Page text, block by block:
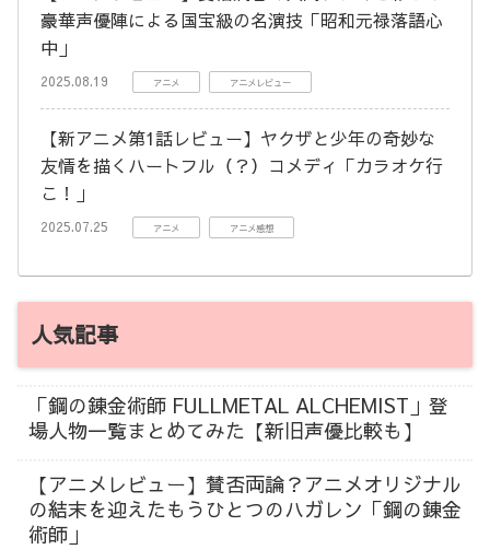
豪華声優陣による国宝級の名演技「昭和元禄落語心
中」
2025.08.19 アニメ アニメレビュー
【新アニメ第1話レビュー】ヤクザと少年の奇妙な
友情を描くハートフル（？）コメディ「カラオケ行
こ！」
2025.07.25 アニメ アニメ感想
人気記事
「鋼の錬金術師 FULLMETAL ALCHEMIST」登
場人物一覧まとめてみた【新旧声優比較も】
【アニメレビュー】賛否両論？アニメオリジナル
の結末を迎えたもうひとつのハガレン「鋼の錬金
術師」